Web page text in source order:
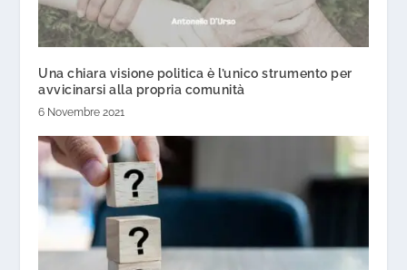
Una chiara visione politica è l’unico strumento per
avvicinarsi alla propria comunità
6 Novembre 2021